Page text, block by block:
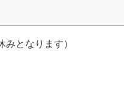
みとなります）